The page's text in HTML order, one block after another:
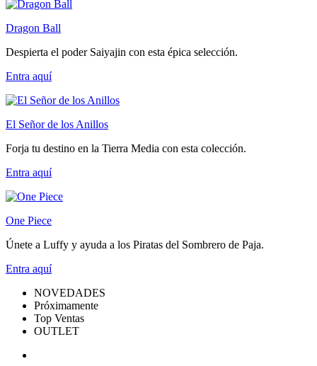
Dragon Ball
Despierta el poder Saiyajin con esta épica selección.
Entra aquí
El Señor de los Anillos
Forja tu destino en la Tierra Media con esta colección.
Entra aquí
One Piece
Únete a Luffy y ayuda a los Piratas del Sombrero de Paja.
Entra aquí
NOVEDADES
Próximamente
Top Ventas
OUTLET